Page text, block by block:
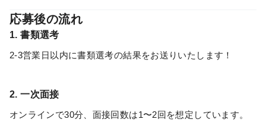
応募後の流れ
1. 書類選考
2-3営業日以内に書類選考の結果をお送りいたします！
2. 一次面接
オンラインで30分、面接回数は1〜2回を想定しています。